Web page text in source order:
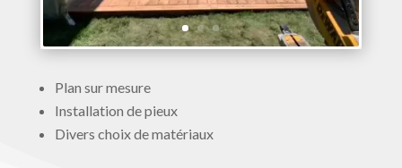
Plan sur mesure
Installation de pieux
Divers choix de matériaux